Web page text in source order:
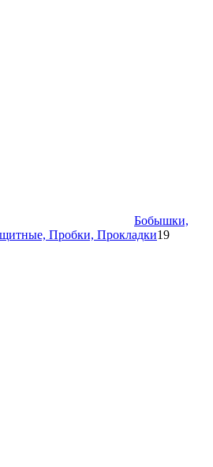
Бобышки,
Пробки, Прокладки1919